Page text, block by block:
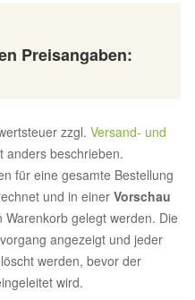
Preisangaben:
zzgl. Versand- und
anders beschrieben.
für eine gesamte Bestellung
und in einer Vorschau
gelegt werden. Die
angezeigt und jeder
werden, bevor der
wird.